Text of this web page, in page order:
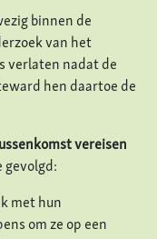
binnen de
van het
verlaten nadat de
hen daartoe de
vereisen
gevolgd:
met hun
om ze op een